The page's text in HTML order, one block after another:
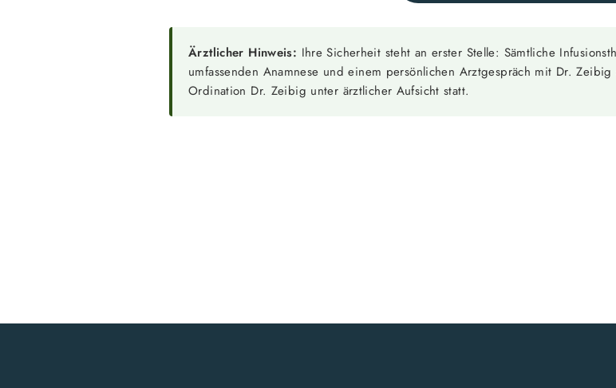
Ärztlicher Hinweis: Ihre Sicherheit steht an erster Stelle: Sämtliche
umfassenden Anamnese und einem persönlichen Arztgespräch mit Dr.
Ordination Dr. Zeibig unter ärztlicher Aufsicht statt.